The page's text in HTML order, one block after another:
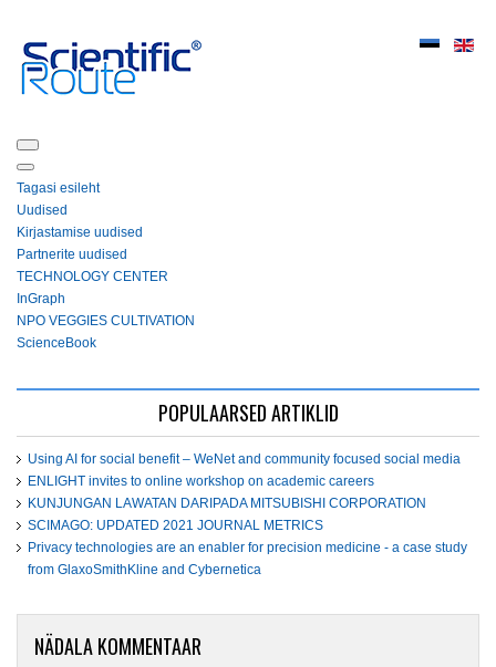
Tagasi esileht
Uudised
Kirjastamise uudised
Partnerite uudised
ТЕСHNOLOGY СЕNTЕR
InGraph
NPO VEGGIES CULTIVATION
ScienceBook
POPULAARSED ARTIKLID
Using AI for social benefit – WeNet and community focused social media
ENLIGHT invites to online workshop on academic careers
KUNJUNGAN LAWATAN DARIPADA MITSUBISHI CORPORATION
SCIMAGO: UPDATED 2021 JOURNAL METRICS
Privacy technologies are an enabler for precision medicine - a case study
from GlaxoSmithKline and Cybernetica
NÄDALA KOMMENTAAR